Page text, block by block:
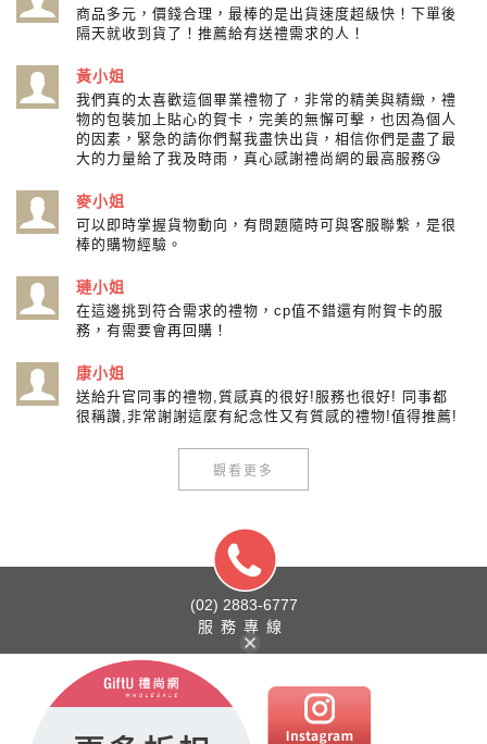
商品多元，價錢合理，最棒的是出貨速度超級快！下單後
隔天就收到貨了！推薦給有送禮需求的人！
黃小姐
我們真的太喜歡這個畢業禮物了，非常的精美與精緻，禮
物的包裝加上貼心的賀卡，完美的無懈可擊，也因為個人
的因素，緊急的請你們幫我盡快出貨，相信你們是盡了最
大的力量給了我及時雨，真心感謝禮尚網的最高服務😘
麥小姐
可以即時掌握貨物動向，有問題隨時可與客服聯繫，是很
棒的購物經驗。
璉小姐
在這邊挑到符合需求的禮物，cp值不錯還有附賀卡的服
務，有需要會再回購！
康小姐
送給升官同事的禮物,質感真的很好!服務也很好! 同事都
很稱讚,非常謝謝這麼有紀念性又有質感的禮物!值得推薦!
觀看更多
(02) 2883-6777
服務專線